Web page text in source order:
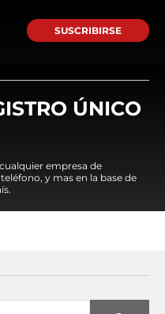
SUSCRIBIRSE
ÚNICO
empresa de
y mas en la base de